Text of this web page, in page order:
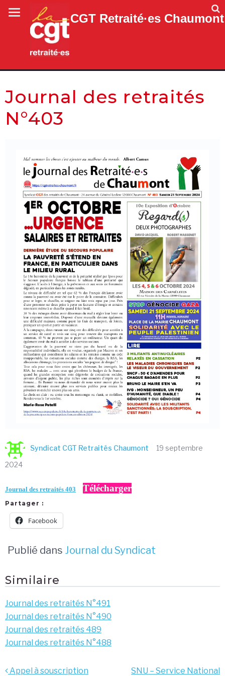
CGT Retraité·es Chaumont
Journal des retraités
N°403
Syndicat CGT Retraités Chaumont
19 septembre
2024
Journal des retraités 403 Télécharger
Partager :
Facebook
Publié dans Journal du Syndicat
Similaire
Journal des retraités N°491
Journal des retraités N°490
Journal des retraités 489
Journal des retraités N°488
Navigation
Appel à souscription SNU – Service National